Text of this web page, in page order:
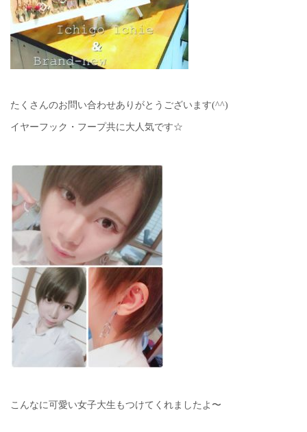
たくさんのお問い合わせありがとうございます(^^)
イヤーフック・フープ共に大人気です☆
こんなに可愛い女子大生もつけてくれましたよ〜